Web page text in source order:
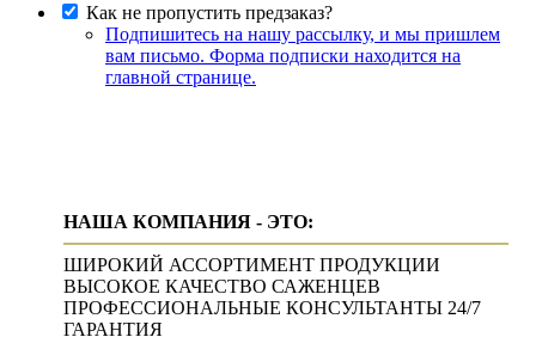
Как не пропустить предзаказ?
Подпишитесь на нашу рассылку, и мы пришлем
вам письмо. Форма подписки находится на
главной странице.
НАША КОМПАНИЯ - ЭТО:
ШИРОКИЙ АССОРТИМЕНТ ПРОДУКЦИИ
ВЫСОКОЕ КАЧЕСТВО САЖЕНЦЕВ
ПРОФЕССИОНАЛЬНЫЕ КОНСУЛЬТАНТЫ 24/7
ГАРАНТИЯ